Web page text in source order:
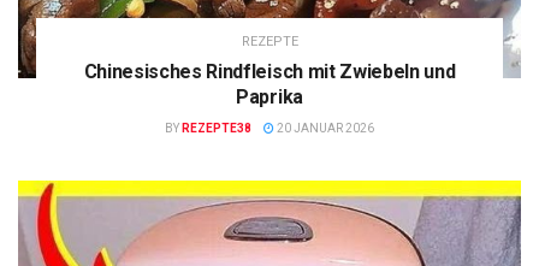
REZEPTE
Chinesisches Rindfleisch mit Zwiebeln und
Paprika
BY REZEPTE38 20 JANUAR 2026